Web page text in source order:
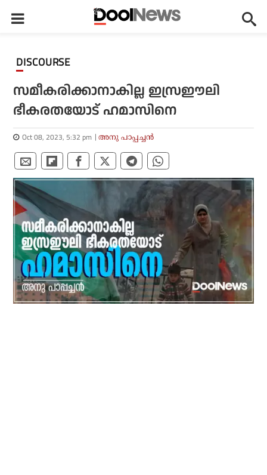
DISCOURSE
സമീകരിക്കാനാകില്ല ഇസ്രഈലി
ഭീകരതയോട് ഹമാസിനെ
Oct 08, 2023, 5:32 pm അനു പാപ്പച്ചന്‍